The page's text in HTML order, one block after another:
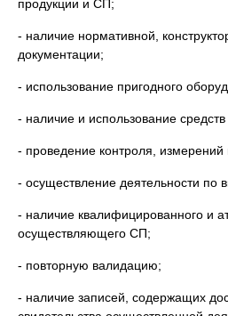
продукции и СП;
- наличие нормативной,
документации;
- использование пригодного
- наличие и использование
- проведение контроля, измерений
- осуществление деятельности
- наличие квалифицированного и
осуществляющего СП;
- повторную валидацию;
- наличие записей, содержащих